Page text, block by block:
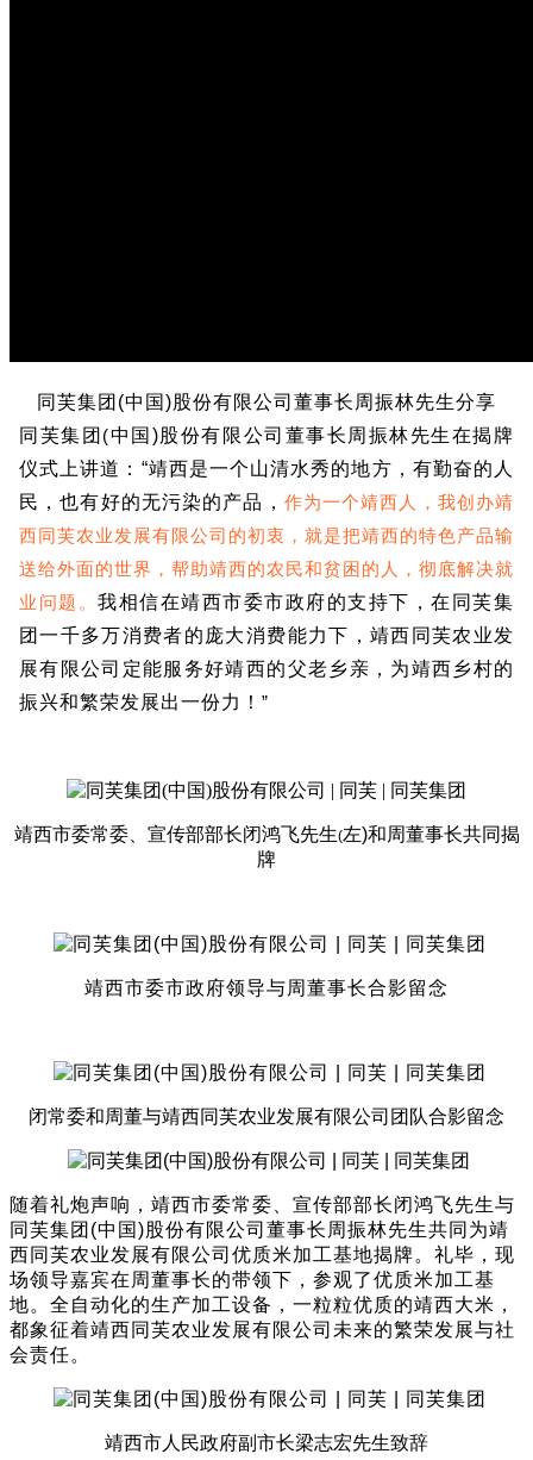
同芙集团 (中国)股份有限公司董事长周振林先生分享
同芙集团 (中国 )股份有限公司董事长周振林先生在揭牌
仪式上讲道： “靖西是一个山清水秀的地方，有勤奋的人
民，也有好的无污染的产品， 作为一个靖西人，我创办靖
西同芙农业发展有限公司的初衷，就是把靖西的特色产品输
送给外面的世界，帮助靖西的农民和贫困的人，彻底解决就
业问题。我相信在靖西市委市政府的支持下，在同芙集
团一千多万消费者的庞大消费能力下，靖西同芙农业发
展有限公司定能服务好靖西的父老乡亲，为靖西乡村的
振兴和繁荣发展出一份力！ ”
靖西市委常委、宣传部部长闭鸿飞先生(左)和周董事长共同揭
牌
靖西市委市政府领导与周董事长合影留念
闭常委和周董与靖西同芙农业发展有限公司团队合影留念
随着礼炮声响，靖西市委常委、宣传部部长闭鸿飞先生与
同芙集团 (中国)股份有限公司董事长周振林先生共同为靖
西同芙农业发展有限公司优质米加工基地揭牌。礼毕，现
场领导嘉宾在周董事长的带领下，参观了优质米加工基
地。全自动化的生产加工设备，一粒粒优质的靖西大米，
都象征着靖西同芙农业发展有限公司未来的繁荣发展与社
会责任。
靖西市人民政府副市长梁志宏先生致辞